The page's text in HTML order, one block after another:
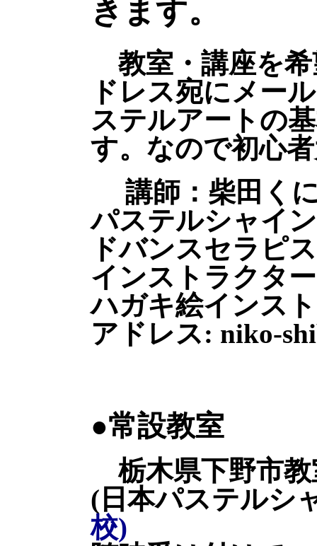
きます。
教室・講座を希
ドレス宛にメー
ステルアートの
す。なので初心
講師：柴田く
パステルシャイ
ドバンスセラピ
インストラクター
ハガキ絵インス
アドレス: niko-
●常設教室
栃木県下野市教
(日本パステルシ
校)